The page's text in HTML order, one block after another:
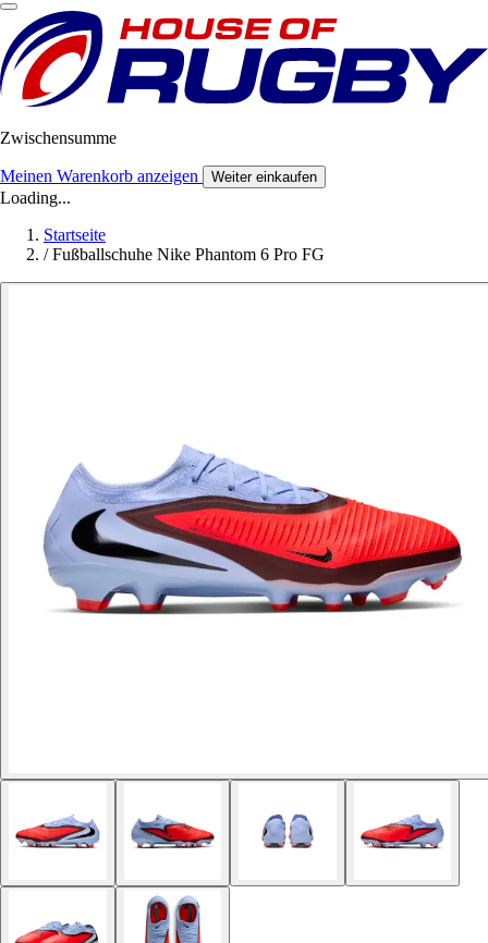
Zwischensumme
Meinen Warenkorb anzeigen Weiter einkaufen
Loading...
Startseite
/ Fußballschuhe Nike Phantom 6 Pro FG